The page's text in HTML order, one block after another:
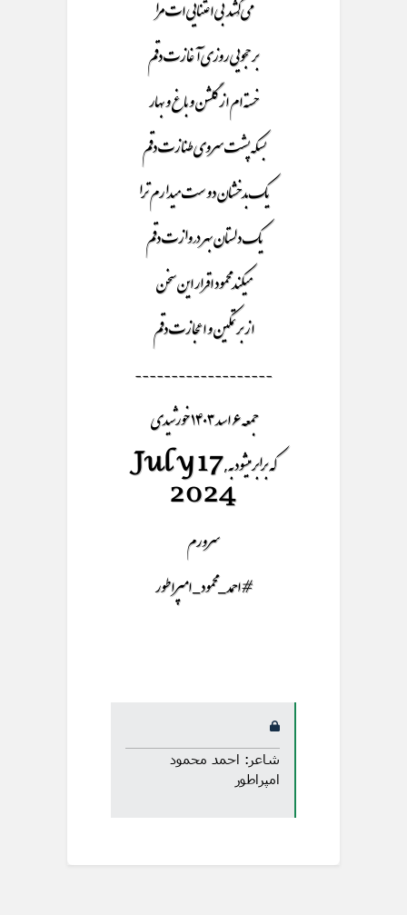
بر حجویی روزی آغازت دقم
خسته ام از گلشن و باغ و بهار
بسکه پشت سروی طنازت دقم
یک بدخشان دوست میدارم ترا
یک دلستان بهر دروازت دقم
میکند محمود اقرار این سخن
از بر تمکین و اعجازت دقم
-------------------
جمعه ۶ اسد ۱۴۰۳ خورشیدی
که برابر میشود به July 17,
2024
سرورم
#احمد_محمود_امپراطور
شاعر: احمد محمود
امپراطور